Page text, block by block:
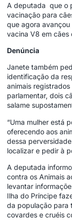
A deputada que o
vacinação para
que agora
vacina V8 em cães
Denúncia
Janete também
identificação da
animais
parlamentar, dois
salame
“Uma mulher está
oferecendo aos
dessa
localizar e pedir à
A deputada
contra os Animais
levantar
Ilha do Príncipe
da população para
covardes e cruéis